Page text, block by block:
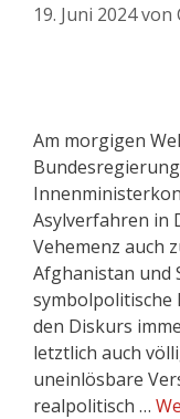
19. Juni 2024von
Am morgigen
Asylverfahren in
Vehemenz auch
Afghanistan und
symbolpolitische
den Diskurs
letztlich auch
uneinlösbare
realpolitisch …